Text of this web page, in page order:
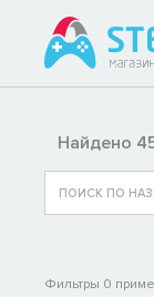
Найдено
Фильтры 0